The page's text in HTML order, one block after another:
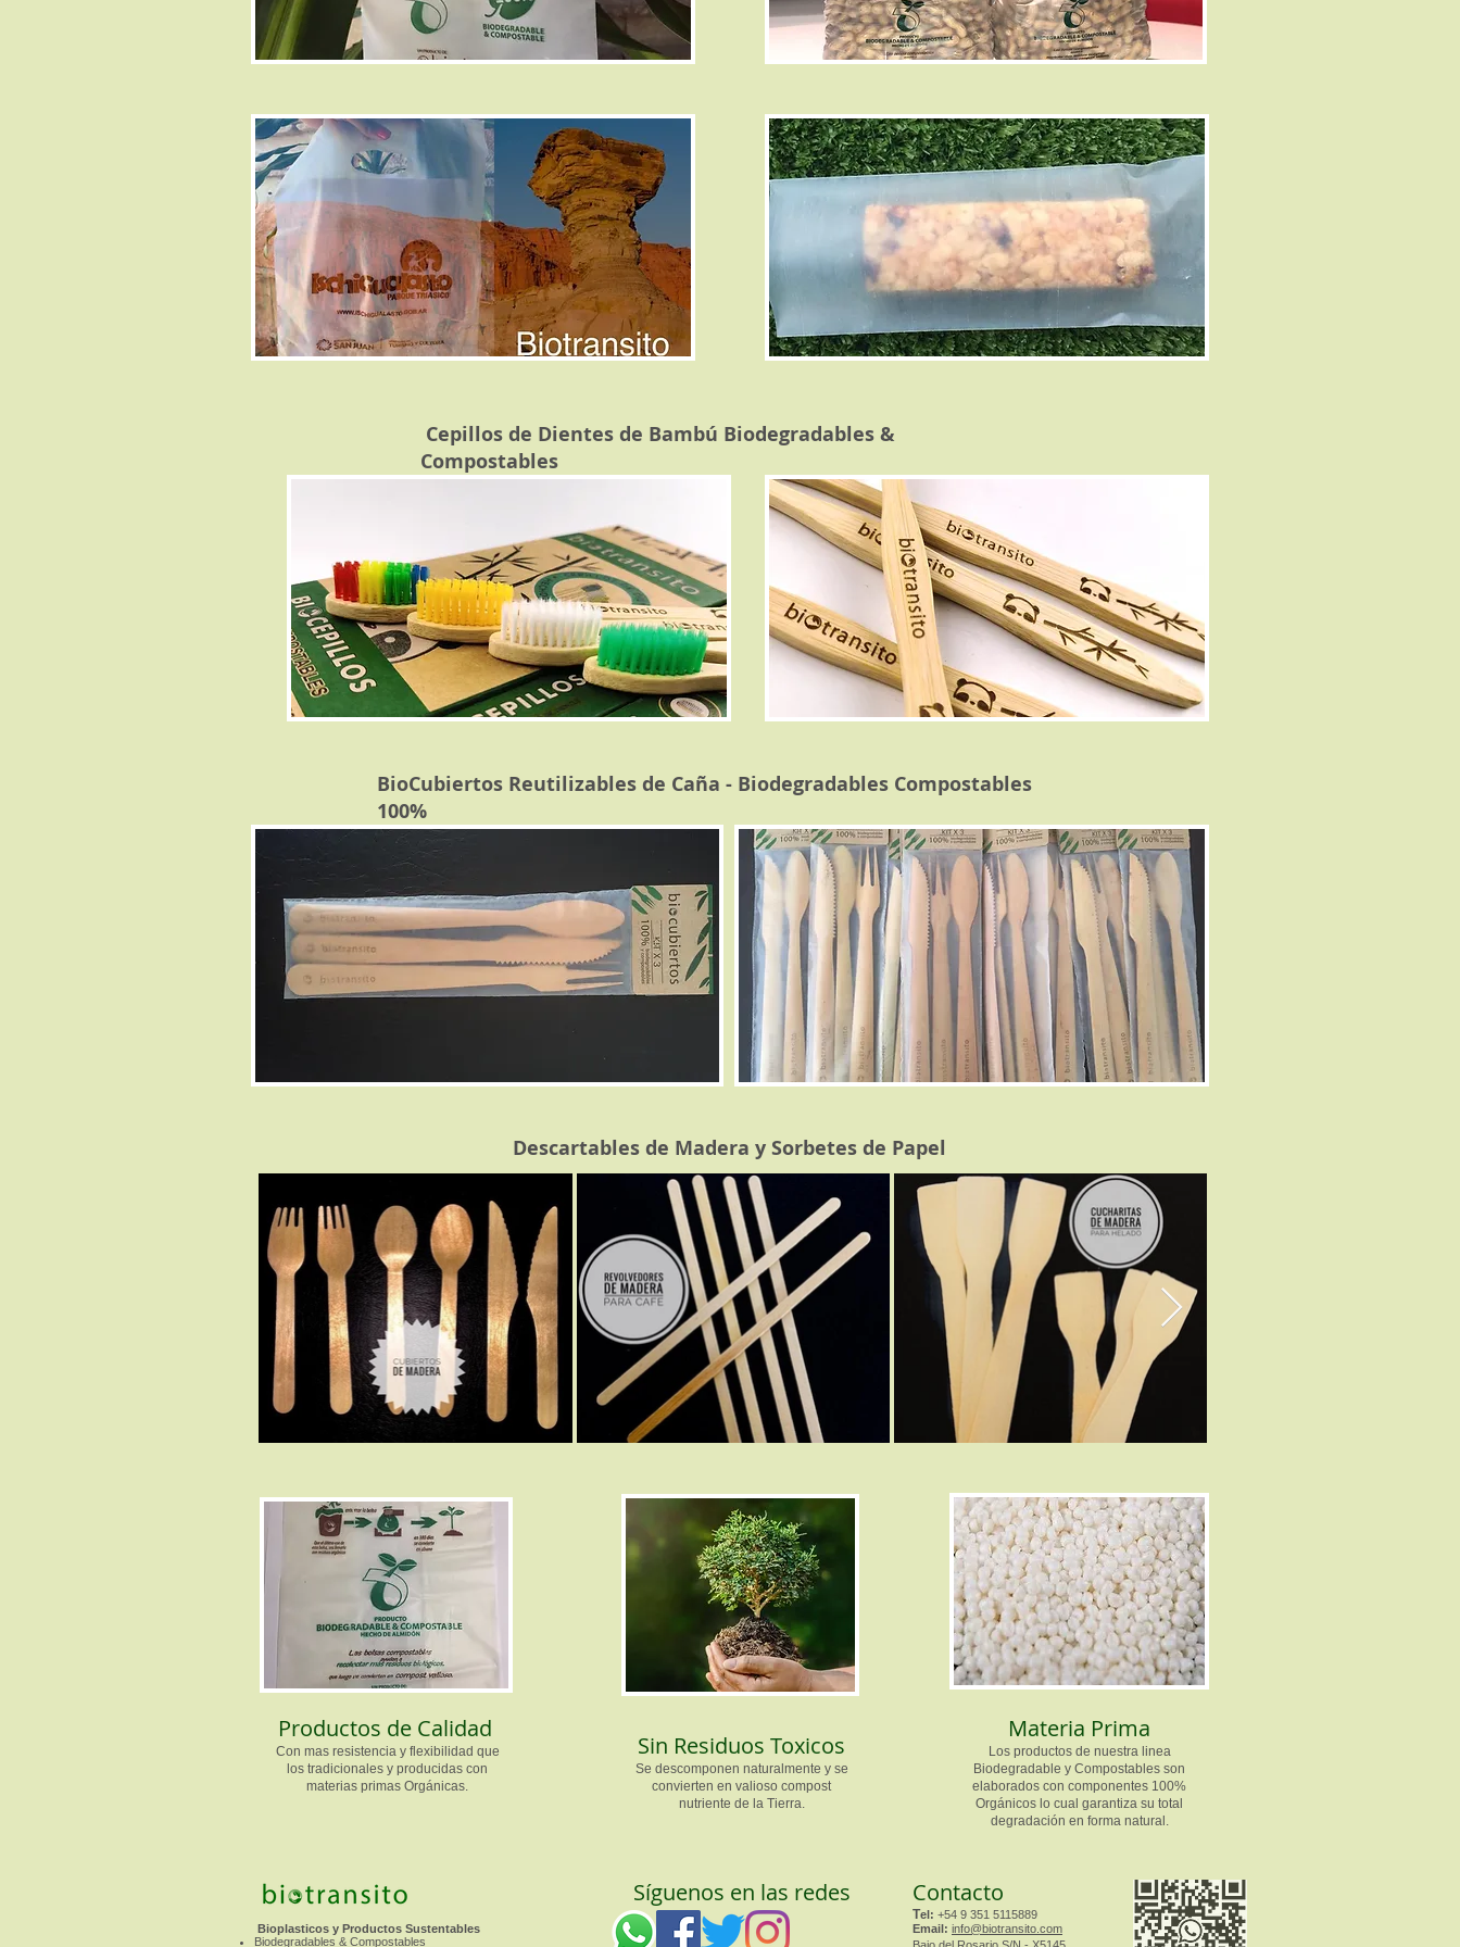
Cepillos de Dientes de Bambú Biodegradables &
Compostables
BioCubiertos Reutilizables de Caña - Biodegradables Compostables
100%
Descartables de Madera y Sorbetes de Papel
Productos de Calidad
Con mas resistencia y flexibilidad que
los tradicionales y producidas con
materias primas Orgánicas.
Sin Residuos Toxicos
Se descomponen naturalmente y se
convierten en valioso compost
nutriente de la Tierra.
Materia Prima
Los productos de nuestra linea
Biodegradable y Compostables son
elaborados con componentes 100%
Orgánicos lo cual garantiza su total
degradación en forma natural.
Bioplasticos y Productos Sustentables
Biodegradables & Compostables
Síguenos en las redes Contacto
Tel: +54 9 351 5115889
Email: info@biotransito.com​​​